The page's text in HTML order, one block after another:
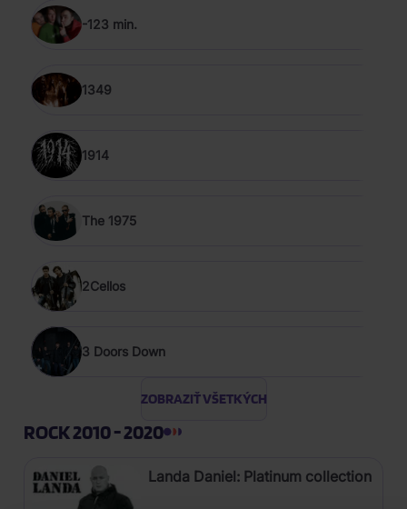
-123 min.
1349
1914
The 1975
2Cellos
3 Doors Down
ZOBRAZIŤ VŠETKÝCH
ROCK 2010 - 2020
Landa Daniel: Platinum collection